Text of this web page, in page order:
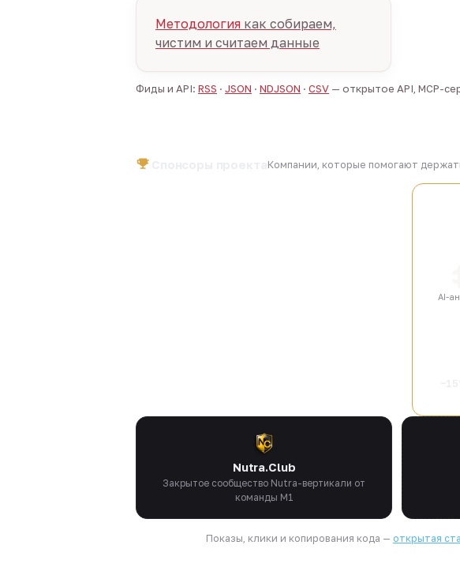
Методология как собираем,
чистим и считаем данные
Фиды и API: RSS · JSON · NDJSON · CSV — открытое API, MCP-
Компании, которые помогают
AI-
Nutra.Club
Закрытое сообщество Nutra-вертикали от
команды M1
Показы, клики и копирования кода — открытая